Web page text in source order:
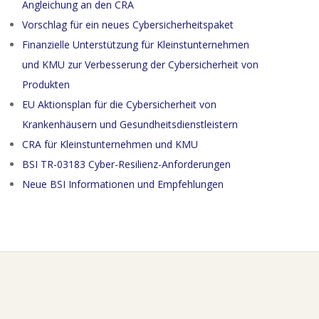
Angleichung an den CRA
Vorschlag für ein neues Cybersicherheitspaket
Finanzielle Unterstützung für Kleinstunternehmen
und KMU zur Verbesserung der Cybersicherheit von
Produkten
EU Aktionsplan für die Cybersicherheit von
Krankenhäusern und Gesundheitsdienstleistern
CRA für Kleinstunternehmen und KMU
BSI TR-03183 Cyber-Resilienz-Anforderungen
Neue BSI Informationen und Empfehlungen